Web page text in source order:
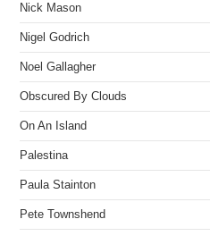
Nick Mason
Nigel Godrich
Noel Gallagher
Obscured By Clouds
On An Island
Palestina
Paula Stainton
Pete Townshend